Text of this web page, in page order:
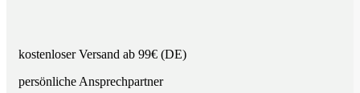
kostenloser Versand ab 99€ (DE)
persönliche Ansprechpartner